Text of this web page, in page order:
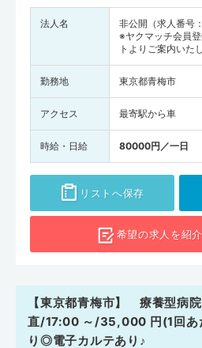
法人名
非公開（求人番号
※ヤクマッチ会員
トよりご案内いた
勤務地 東京都青梅市
アクセス 最寄駅から車
時給・日給 80000円／一日
リストへ保存
希望の求人を紹
【東京都青梅市】 療養型病
直/17:00 ～/35,000 円(1回あ
り◎電子カルテあり♪